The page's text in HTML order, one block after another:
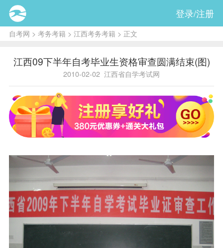
登录/注册
自考网 > 考务考籍 > 江西考务考籍 > 正文
江西09下半年自考毕业生资格审查圆满结束(图)
2010-02-02 江西省自学考试网